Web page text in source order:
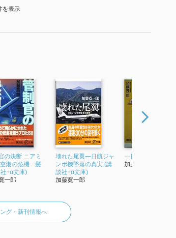
を表示
の決断 ニアミ
港の危機一髪
+α文庫)
一郎
壊れた尾翼―日航ジャ
ンボ機墜落の真実 (講
談社+α文庫)
加藤寛一郎
一日一食 断食減量道
加藤寛一郎
グ・新刊情報へ